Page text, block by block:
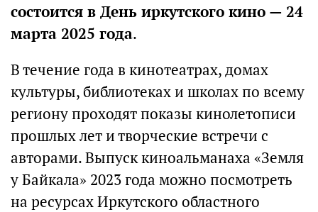
состоится в День иркутского кино — 24
марта 2025 года.
В течение года в кинотеатрах, домах
культуры, библиотеках и школах по всему
региону проходят показы кинолетописи
прошлых лет и творческие встречи с
авторами. Выпуск киноальманаха «Земля
у Байкала» 2023 года можно посмотреть
на ресурсах Иркутского областного